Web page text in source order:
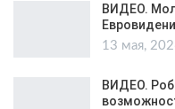
ВИДЕО.
13 мая,
ВИДЕО.